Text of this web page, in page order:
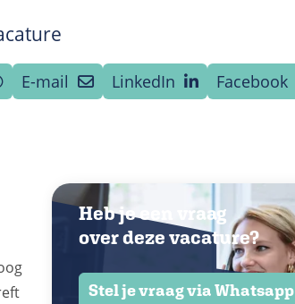
E-mail LinkedIn Facebook
Heb je een vraag
over deze vacature?
Stel je vraag via Whatsapp